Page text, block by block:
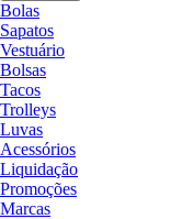
Bolas
Sapatos
Vestuário
Bolsas
Tacos
Trolleys
Luvas
Acessórios
Liquidação
Promoções
Marcas